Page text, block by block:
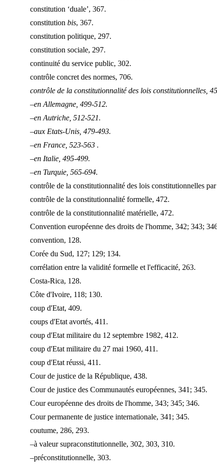
constitution ‘duale’, 367.
constitution bis, 367.
constitution politique, 297.
constitution sociale, 297.
continuité du service public, 302.
contrôle concret des normes, 706.
contrôle de la constitutionnalité des lois constitutionnelles,
–en Allemagne, 499-512.
–en Autriche, 512-521.
–aux Etats-Unis, 479-493.
–en France, 523-563 .
–en Italie, 495-499.
–en Turquie, 565-694.
contrôle de la constitutionnalité des lois constitutionnelles
contrôle de la constitutionnalité formelle, 472.
contrôle de la constitutionnalité matérielle, 472.
Convention européenne des droits de l'homme, 342; 343;
convention, 128.
Corée du Sud, 127; 129; 134.
corrélation entre la validité formelle et l'efficacité, 263.
Costa-Rica, 128.
Côte d'Ivoire, 118; 130.
coup d'Etat, 409.
coups d'Etat avortés, 411.
coup d'Etat militaire du 12 septembre 1982, 412.
coup d'Etat militaire du 27 mai 1960, 411.
coup d'Etat réussi, 411.
Cour de justice de la République, 438.
Cour de justice des Communautés européennes, 341; 345.
Cour européenne des droits de l'homme, 343; 345; 346.
Cour permanente de justice internationale, 341; 345.
coutume, 286, 293.
–à valeur supraconstitutionnelle, 302, 303, 310.
–préconstitutionnelle, 303.